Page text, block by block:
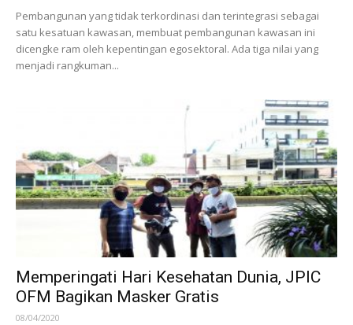
Pembangunan yang tidak terkordinasi dan terintegrasi se­bagai
satu kesatuan kawasan, membuat pembangunan ka­wasan ini
dicengke­ ram oleh kepenting­an ego­sektoral. Ada tiga nilai yang
menjadi rangkuman...
Memperingati Hari Kesehatan Dunia, JPIC
OFM Bagikan Masker Gratis
08/04/2020